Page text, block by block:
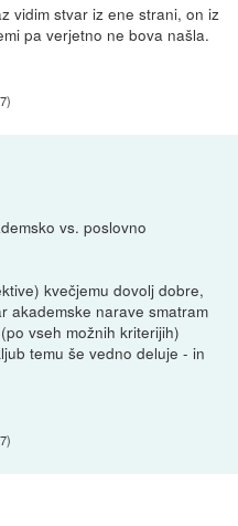
vidim stvar iz ene strani, on iz
pa verjetno ne bova našla.
)
vs. poslovno
kvečjemu dovolj dobre,
akademske narave smatram
vseh možnih kriterijih)
temu še vedno deluje - in
)